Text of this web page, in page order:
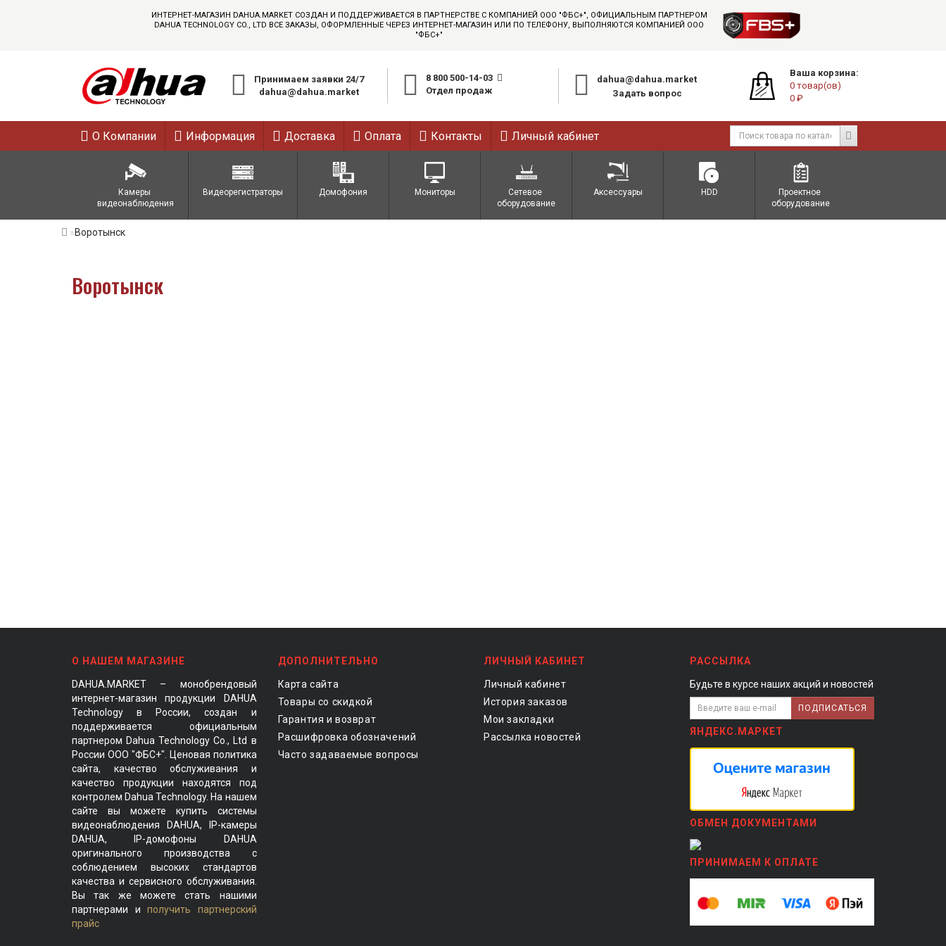
ИНТЕРНЕТ-МАГАЗИН DAHUA.MARKET СОЗДАН И ПОДДЕРЖИВАЕТСЯ В ПАРТНЕРСТВЕ С КОМПАНИЕЙ ООО "ФБС+", ОФИЦИАЛЬНЫМ ПАРТНЕРОМ
DAHUA TECHNOLOGY CO., LTD ВСЕ ЗАКАЗЫ, ОФОРМЛЕННЫЕ ЧЕРЕЗ ИНТЕРНЕТ-МАГАЗИН ИЛИ ПО ТЕЛЕФОНУ, ВЫПОЛНЯЮТСЯ КОМПАНИЕЙ ООО
"ФБС+"
Принимаем заявки 24/7
dahua@dahua.market
8 800 500-14-03
Отдел продаж
dahua@dahua.market
Задать вопрос
Ваша корзина:
0 товар(ов)
0 ₽
О Компании Информация Доставка Оплата Контакты Личный кабинет
Камеры
видеонаблюдения
Видеорегистраторы Домофония Мониторы
Сетевое
оборудование
Аксессуары HDD
Проектное
оборудование
Воротынск
Воротынск
О НАШЕМ МАГАЗИНЕ
DAHUA.MARKET – монобрендовый
интернет-магазин продукции DAHUA
Technology в России, создан и
поддерживается официальным
партнером Dahua Technology Co., Ltd в
России ООО "ФБС+". Ценовая политика
сайта, качество обслуживания и
качество продукции находятся под
контролем Dahua Technology. На нашем
сайте вы можете купить системы
видеонаблюдения DAHUA, IP-камеры
DAHUA, IP-домофоны DAHUA
оригинального производства с
соблюдением высоких стандартов
качества и сервисного обслуживания.
Вы так же можете стать нашими
партнерами и получить партнерский
прайс
ДОПОЛНИТЕЛЬНО
Карта сайта
Товары со скидкой
Гарантия и возврат
Расшифровка обозначений
Часто задаваемые вопросы
ЛИЧНЫЙ КАБИНЕТ
Личный кабинет
История заказов
Мои закладки
Рассылка новостей
РАССЫЛКА
Будьте в курсе наших акций и новостей
ПОДПИСАТЬСЯ
ЯНДЕКС.МАРКЕТ
ОБМЕН ДОКУМЕНТАМИ
ПРИНИМАЕМ К ОПЛАТЕ